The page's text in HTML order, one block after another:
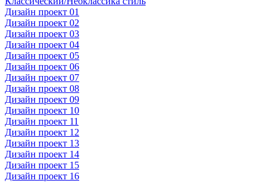
Дизайн проект 01
Дизайн проект 02
Дизайн проект 03
Дизайн проект 04
Дизайн проект 05
Дизайн проект 06
Дизайн проект 07
Дизайн проект 08
Дизайн проект 09
Дизайн проект 10
Дизайн проект 11
Дизайн проект 12
Дизайн проект 13
Дизайн проект 14
Дизайн проект 15
Дизайн проект 16